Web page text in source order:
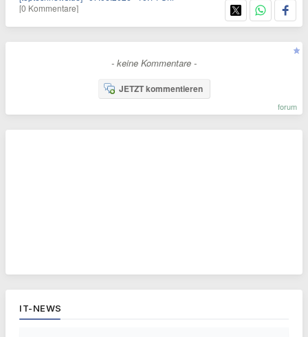
[0 Kommentare]
- keine Kommentare -
JETZT kommentieren
forum
IT-NEWS